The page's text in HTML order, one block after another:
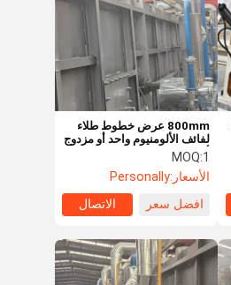
800mm عرض خطوط طلاء
لفائف الألومنيوم واحد أو مزدوج
أسلوب فك الفائف
MOQ:1
الأسعار:Personally
افضل سعر
الاتصال